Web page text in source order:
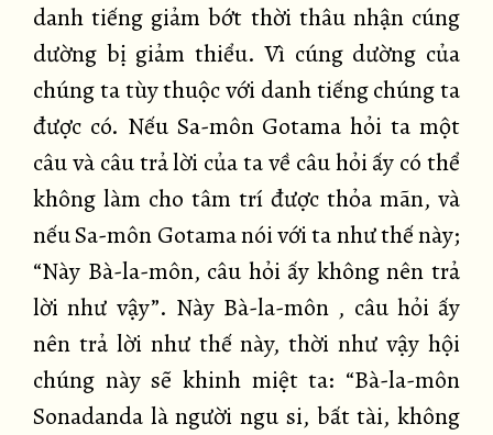
danh tiếng giảm bớt thời thâu nhận cúng
dường bị giảm thiểu. Vì cúng dường của
chúng ta tùy thuộc với danh tiếng chúng ta
được có. Nếu Sa-môn Gotama hỏi ta một
câu và câu trả lời của ta về câu hỏi ấy có thể
không làm cho tâm trí được thỏa mãn, và
nếu Sa-môn Gotama nói với ta như thế này;
“Này Bà-la-môn, câu hỏi ấy không nên trả
lời như vậy”. Này Bà-la-môn , câu hỏi ấy
nên trả lời như thế này, thời như vậy hội
chúng này sẽ khinh miệt ta: “Bà-la-môn
Sonadanda là người ngu si, bất tài, không